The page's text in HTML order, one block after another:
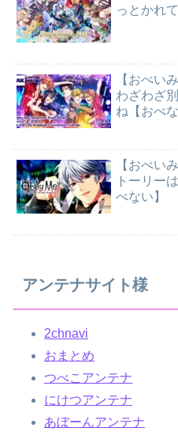
っとかれ
【おべい
わざわざ
ね【おべな
【おべい
トーリー
べない】
アンテナサイト様
2chnavi
おまとめ
つべこアンテナ
にけつアンテナ
あぼーんアンテナ